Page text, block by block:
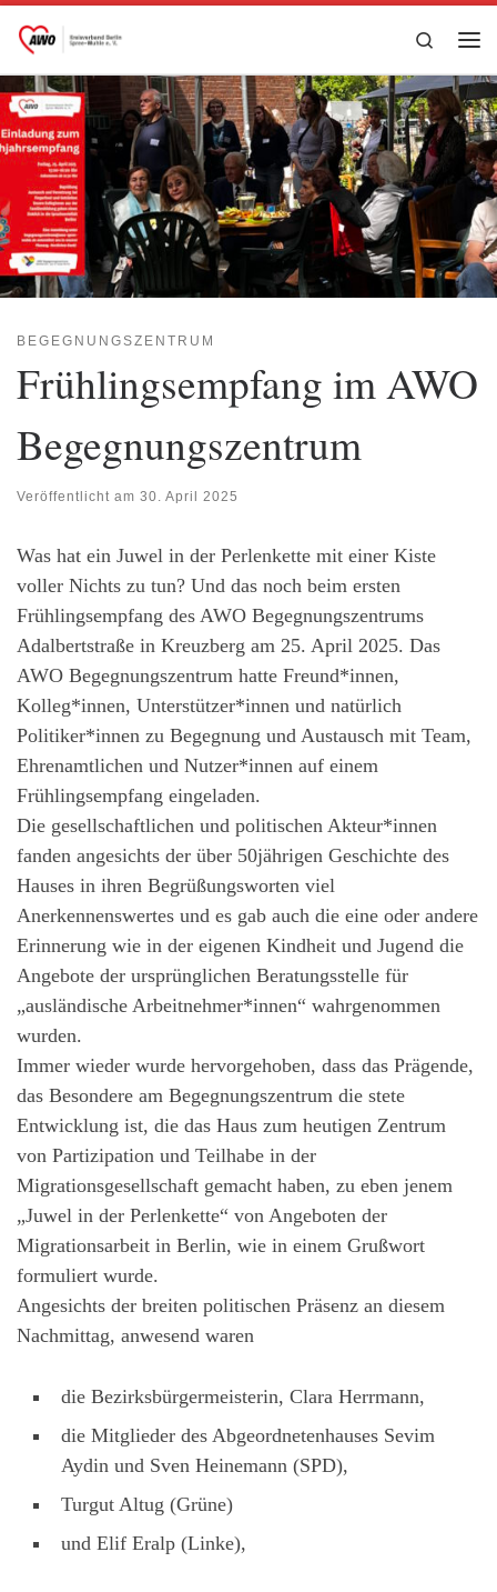
Zum Inhalt springen
Search
BEGEGNUNGSZENTRUM
Frühlingsempfang im AWO
Begegnungszentrum
Veröffentlicht am 30. April 2025
Was hat ein Juwel in der Perlenkette mit einer Kiste
voller Nichts zu tun? Und das noch beim ersten
Frühlingsempfang des AWO Begegnungszentrums
Adalbertstraße in Kreuzberg am 25. April 2025. Das
AWO Begegnungszentrum hatte Freund*innen,
Kolleg*innen, Unterstützer*innen und natürlich
Politiker*innen zu Begegnung und Austausch mit Team,
Ehrenamtlichen und Nutzer*innen auf einem
Frühlingsempfang eingeladen.
Die gesellschaftlichen und politischen Akteur*innen
fanden angesichts der über 50jährigen Geschichte des
Hauses in ihren Begrüßungsworten viel
Anerkennenswertes und es gab auch die eine oder andere
Erinnerung wie in der eigenen Kindheit und Jugend die
Angebote der ursprünglichen Beratungsstelle für
„ausländische Arbeitnehmer*innen“ wahrgenommen
wurden.
Immer wieder wurde hervorgehoben, dass das Prägende,
das Besondere am Begegnungszentrum die stete
Entwicklung ist, die das Haus zum heutigen Zentrum
von Partizipation und Teilhabe in der
Migrationsgesellschaft gemacht haben, zu eben jenem
„Juwel in der Perlenkette“ von Angeboten der
Migrationsarbeit in Berlin, wie in einem Grußwort
formuliert wurde.
Angesichts der breiten politischen Präsenz an diesem
Nachmittag, anwesend waren
die Bezirksbürgermeisterin, Clara Herrmann,
die Mitglieder des Abgeordnetenhauses Sevim
Aydin und Sven Heinemann (SPD),
Turgut Altug (Grüne)
und Elif Eralp (Linke),